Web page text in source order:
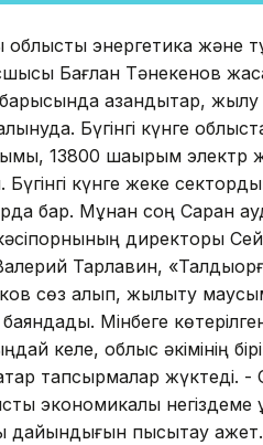
облыстық энергетика
Бағлан Тәнекенов
қазандықтар,
Бүгінгі күнге
13800 шақырым электр
күнге жеке
бар. Мұнан соң Сарқан
директоры
Тарлавин,
сөз алып, жылыту
Мінбеге
келе, облыс әкімінің
тапсырмалар жүктеді.
экономикалық
дайындығын пысықтау